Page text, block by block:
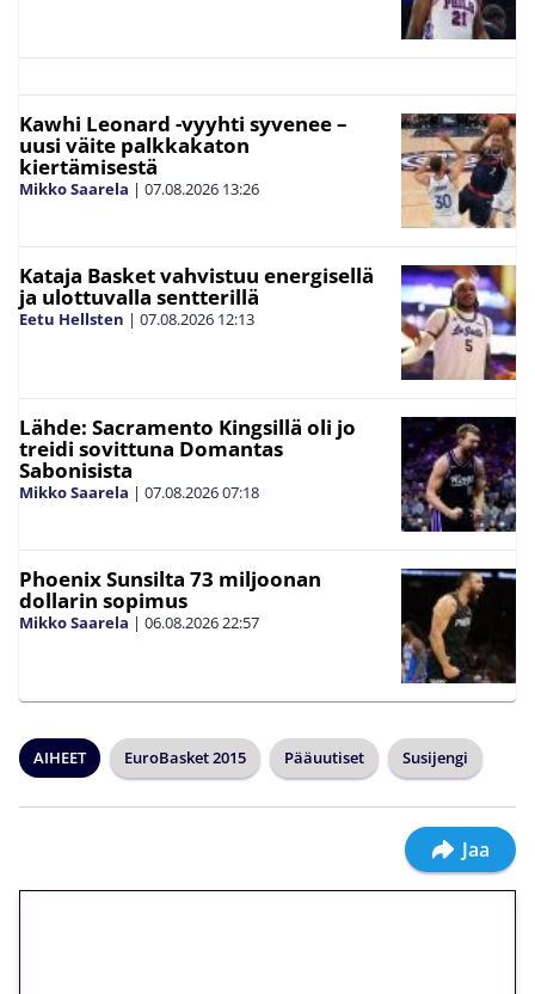
Kawhi Leonard -vyyhti syvenee –
uusi väite palkkakaton
kiertämisestä
Mikko Saarela | 07.08.2026 13:26
Kataja Basket vahvistuu energisellä
ja ulottuvalla sentterillä
Eetu Hellsten | 07.08.2026 12:13
Lähde: Sacramento Kingsillä oli jo
treidi sovittuna Domantas
Sabonisista
Mikko Saarela | 07.08.202607:18
Phoenix Sunsilta 73 miljoonan
dollarin sopimus
Mikko Saarela | 06.08.202622:57
AIHEET EuroBasket 2015 Pääuutiset Susijengi
Jaa